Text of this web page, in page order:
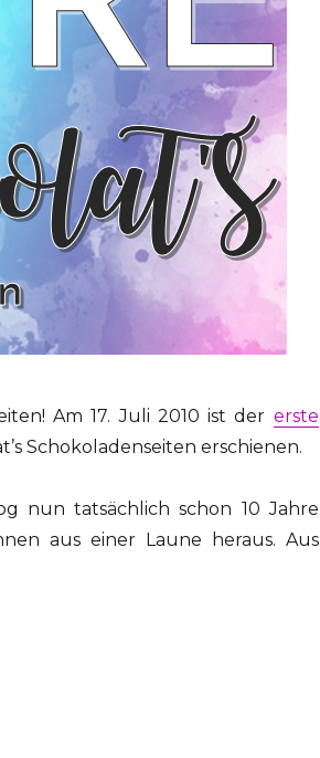
Am 17. Juli 2010 ist der erste
Schokoladenseiten erschienen.
nun tatsächlich schon 10 Jahre
aus einer Laune heraus. Aus